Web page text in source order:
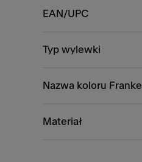
EAN/UPC
Typ wylewki
Nazwa koloru Franke
Materiał